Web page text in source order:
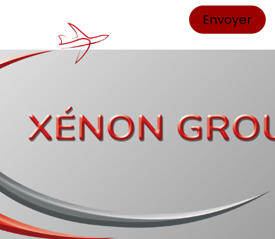
Envoyer